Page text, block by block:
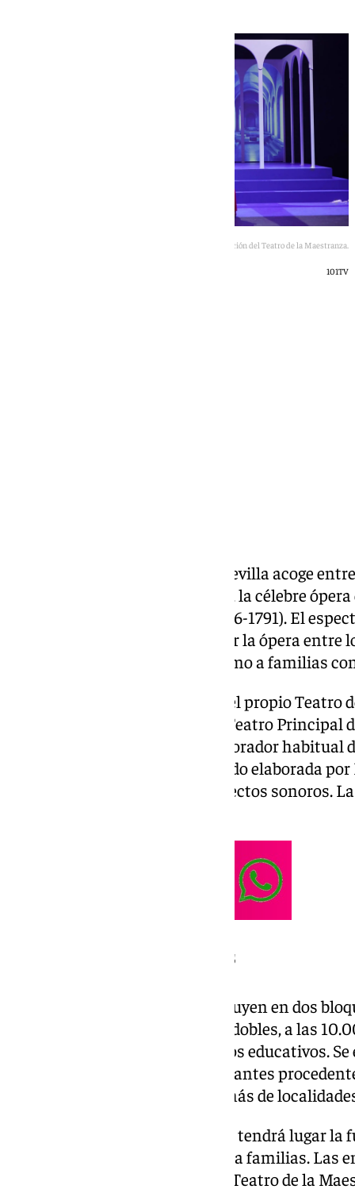
Una escena de La flauta mágica, la nueva producción del Teatro de la Maestranza.
101TV
El Teatro de la Maestranza de Sevilla acoge
producción de La flauta mágica, la célebre
Wolfgang Amadeus Mozart (1756-1791). El
específicamente para introducir la ópera entre
adaptadas tanto a escolares como a familias
Se trata de una coproducción del propio
Teatro de Retiro de Madrid y el Teatro
de Emanuel Schikaneder, colaborador habitual
musical para esta versión ha sido elaborada
para piano a cuatro manos y efectos sonoros.
Cinco funciones en tres días
Las representaciones se distribuyen en dos
celebrarán sesiones matinales dobles, a las
destinadas a alumnos de centros educativos.
aproximadamente 4.500 estudiantes
Sevilla capital y provincia, además de
El 14 de mayo, a las 18.00 horas, tendrá lugar
general, dirigida especialmente a familias. Las
disponibles en las taquillas del Teatro de la